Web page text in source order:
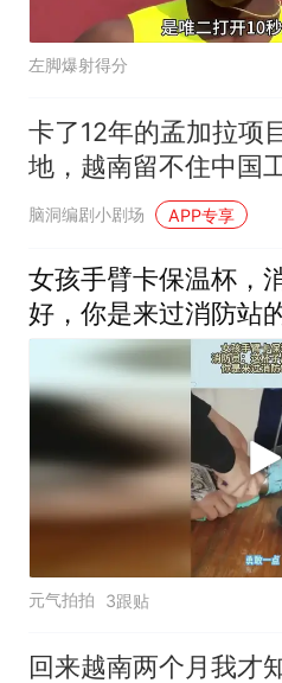
左脚爆射得分
卡了12年的孟加拉项
地，越南留不住中国
厂，今年越过越难
脑洞编剧小剧场 APP专享
女孩手臂卡保温杯，
好，你是来过消防站
元气拍拍 3跟贴
回来越南两个月我才